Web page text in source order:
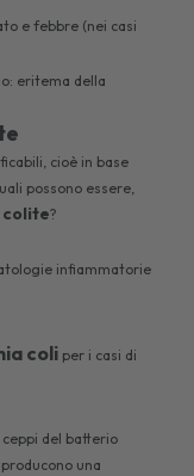
e febbre (nei casi
eritema della
cioè in base
possono essere,
colite?
infiammatorie
coli per i casi di
del batterio
una